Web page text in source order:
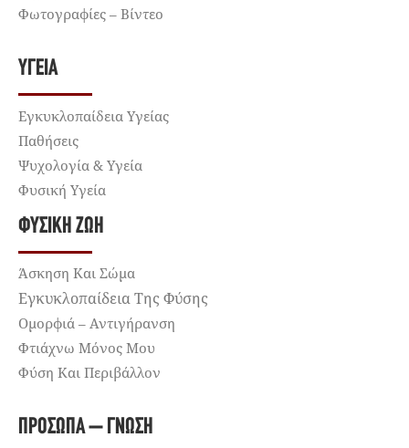
Φωτογραφίες – Βίντεο
ΥΓΕΊΑ
Εγκυκλοπαίδεια Υγείας
Παθήσεις
Ψυχολογία & Υγεία
Φυσική Υγεία
ΦΥΣΙΚΉ ΖΩΉ
Άσκηση Και Σώμα
Εγκυκλοπαίδεια Της Φύσης
Ομορφιά – Αντιγήρανση
Φτιάχνω Μόνος Μου
Φύση Και Περιβάλλον
ΠΡΌΣΩΠΑ – ΓΝΏΣΗ